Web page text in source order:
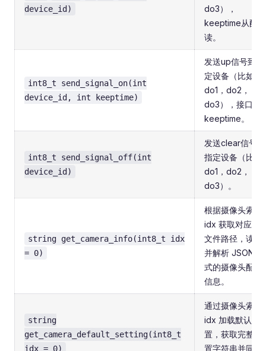
device_id)
do3），
keeptime从配置
读。
int8_t send_signal_on(int
device_id, int keeptime)
发送up信号到指
定设备（比如
do1，do2，
do3），接口传
keeptime。
int8_t send_signal_off(int
device_id)
发送clear信号到
指定设备（比如
do1，do2，
do3）。
string get_camera_info(int8_t idx
= 0)
根据摄像头索引
idx 获取对应配
文件路径，读取
并解析 JSON 格
式的摄像头配置
信息。
string
get_camera_default_setting(int8_t
idx = 0)
通过摄像头索引
idx 加载默认配
置，获取完整配
置字符串并同步